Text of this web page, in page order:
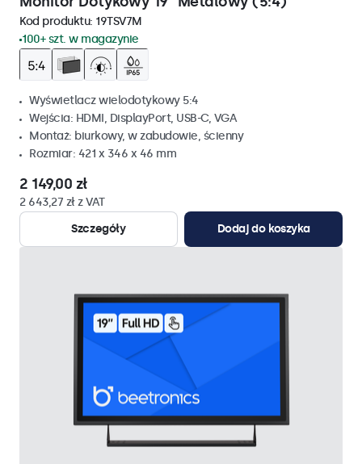
Kod produktu: 19TSV7M
100+ szt. w magazynie
Wyświetlacz wielodotykowy 5:4
Wejścia: HDMI, DisplayPort, USB-C, VGA
Montaż: biurkowy, w zabudowie, ścienny
Rozmiar: 421 x 346 x 46 mm
2 149,00 zł
2 643,27 zł z VAT
Szczegóły
Dodaj do koszyka